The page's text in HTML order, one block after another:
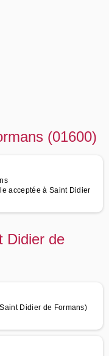
(01600)
acceptée à Saint Didier
Didier de
Didier de Formans)